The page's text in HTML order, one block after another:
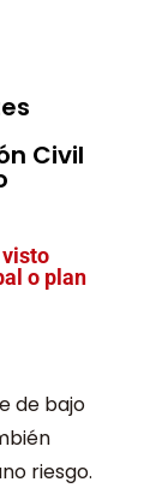
Civil
o plan
de bajo
riesgo.